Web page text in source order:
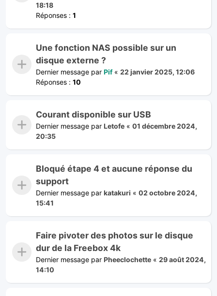
18:18
Réponses : 1
Une fonction NAS possible sur un
disque externe ?
Dernier message par Pif« 22 janvier 2025, 12:06
Réponses : 10
Courant disponible sur USB
Dernier message par Letofe « 01 décembre 2024,
20:35
Bloqué étape 4 et aucune réponse du
support
Dernier message par katakuri « 02 octobre 2024,
15:41
Faire pivoter des photos sur le disque
dur de la Freebox 4k
Dernier message par Pheeclochette « 29 août 2024,
14:10